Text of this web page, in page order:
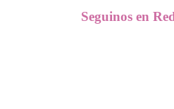
Seguinos en